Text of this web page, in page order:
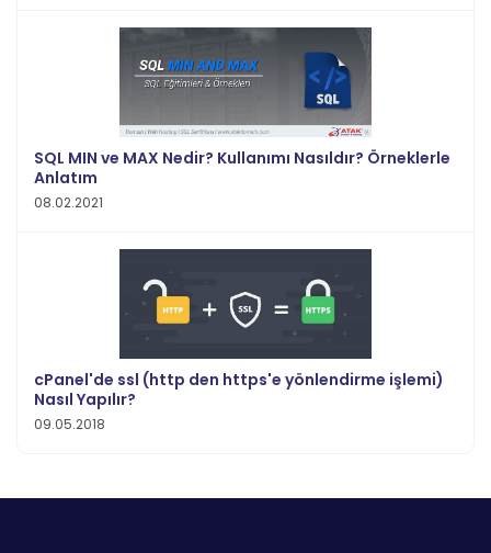
SQL MIN ve MAX Nedir? Kullanımı Nasıldır? Örneklerle
Anlatım
08.02.2021
cPanel'de ssl (http den https'e yönlendirme işlemi)
Nasıl Yapılır?
09.05.2018